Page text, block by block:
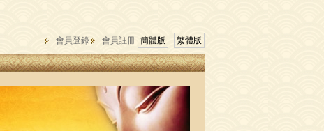
會員登錄 會員註冊 簡體版 繁體版